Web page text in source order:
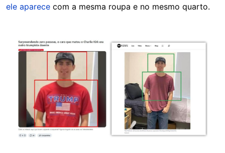
ele aparece com a mesma roupa e no mesmo quarto.
Image